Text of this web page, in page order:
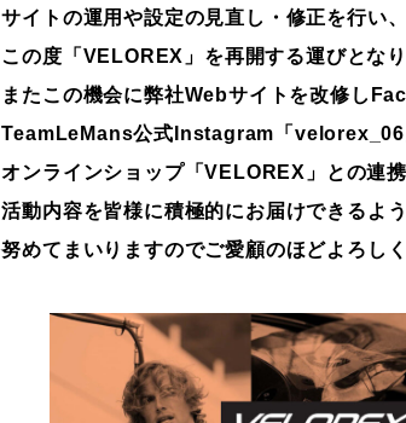
サイトの運用や設定の見直し・修正を行い、
この度「VELOREX」を再開する運びとなり
またこの機会に弊社Webサイトを改修し
TeamLeMans公式Instagram「velorex_06
オンラインショップ「VELOREX」との連携
活動内容を皆様に積極的にお届けできるよう
努めてまいりますのでご愛顧のほどよろし